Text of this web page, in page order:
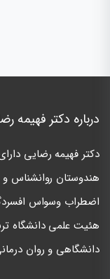
درباره دکتر
دكتر فهيمه رضايی
هندوستان روانشناس و
اضطراب وسواس
دانشگاهی و روان